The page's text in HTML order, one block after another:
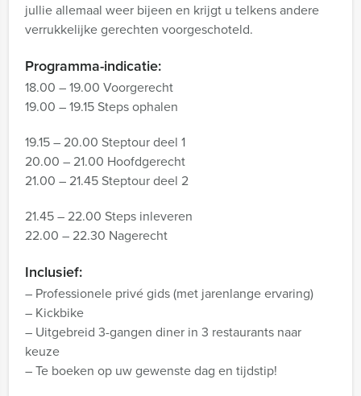
jullie allemaal weer bijeen en krijgt u telkens andere
verrukkelijke gerechten voorgeschoteld.
Programma-indicatie:
18.00 – 19.00 Voorgerecht
19.00 – 19.15 Steps ophalen
19.15 – 20.00 Steptour deel 1
20.00 – 21.00 Hoofdgerecht
21.00 – 21.45 Steptour deel 2
21.45 – 22.00 Steps inleveren
22.00 – 22.30 Nagerecht
Inclusief:
– Professionele privé gids (met jarenlange ervaring)
– Kickbike
– Uitgebreid 3-gangen diner in 3 restaurants naar
keuze
– Te boeken op uw gewenste dag en tijdstip!